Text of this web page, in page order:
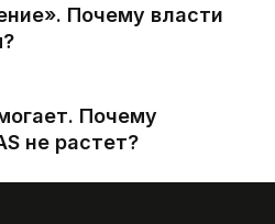
Почему власти
Почему
не растет?